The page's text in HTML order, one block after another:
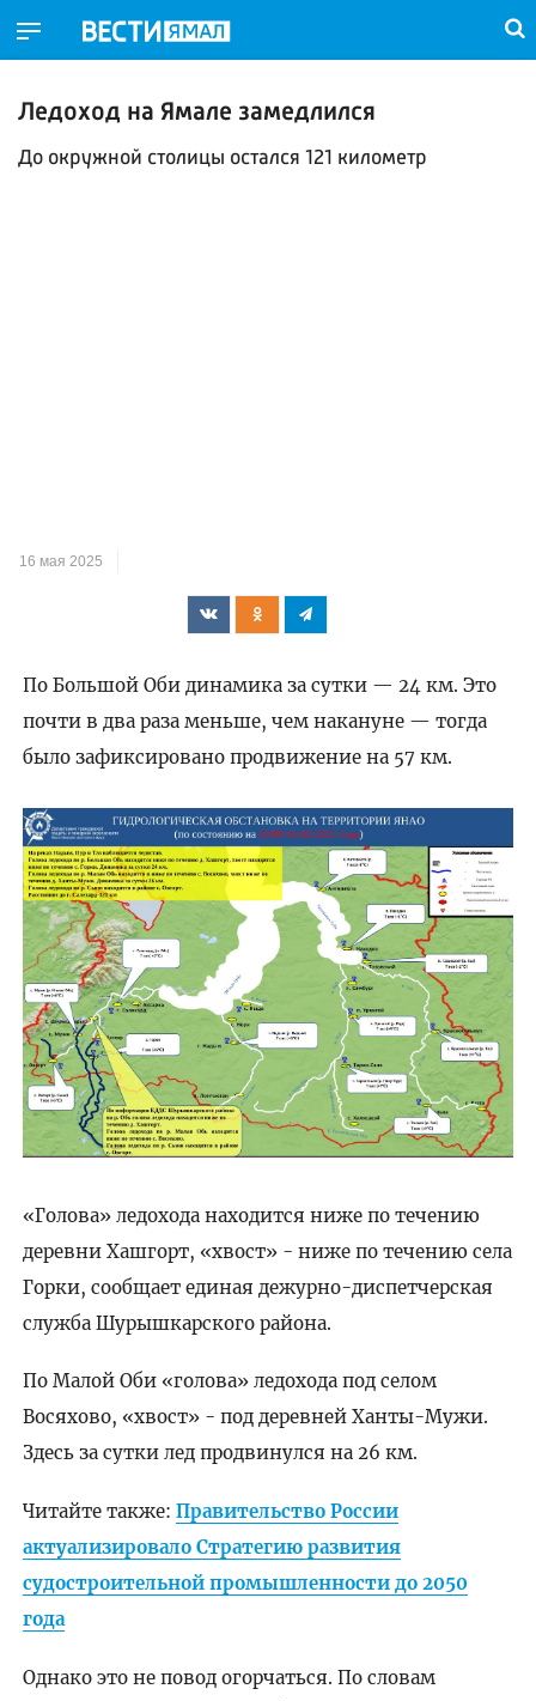
Ледоход на Ямале замедлился
До окружной столицы остался 121 километр
16 мая 2025
По Большой Оби динамика за сутки — 24 км. Это
почти в два раза меньше, чем накануне — тогда
было зафиксировано продвижение на 57 км.
«Голова» ледохода находится ниже по течению
деревни Хашгорт, «хвост» - ниже по течению села
Горки, сообщает единая дежурно-диспетчерская
служба Шурышкарского района.
По Малой Оби «голова» ледохода под селом
Восяхово, «хвост» - под деревней Ханты-Мужи.
Здесь за сутки лед продвинулся на 26 км.
Читайте также: Правительство России
актуализировало Стратегию развития
судостроительной промышленности до 2050
года
Однако это не повод огорчаться. По словам